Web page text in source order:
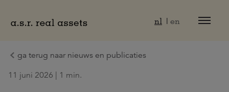
nl en
ga terug naar nieuws en publicaties
11 juni 2026 | 1 min.